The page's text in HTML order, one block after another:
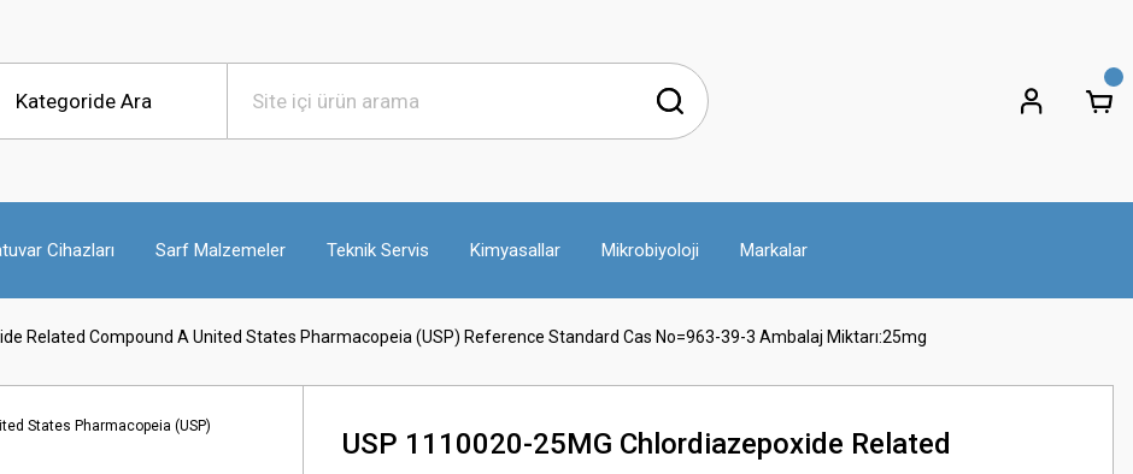
Cihazları Sarf Malzemeler Teknik Servis Kimyasallar Mikrobiyoloji Markalar
Related Compound A United States Pharmacopeia (USP) Reference Standard Cas No=963-39-3 Ambalaj Miktarı:25mg
USP 1110020-25MG Chlordiazepoxide Related